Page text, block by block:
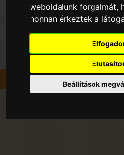
weboldalunk forgalmát,
honnan érkeztek a
Beállítások
Szedd magad Sárgabarack